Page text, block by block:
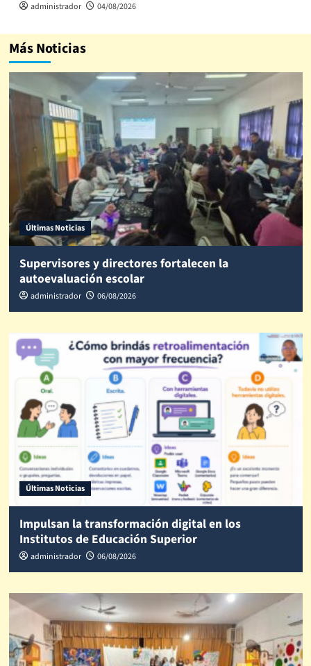
administrador 04/08/2026
Más Noticias
Últimas Noticias
Supervisores y directores fortalecen la
autoevaluación escolar
administrador 06/08/2026
Últimas Noticias
Impulsan la transformación digital en los
Institutos de Educación Superior
administrador 06/08/2026